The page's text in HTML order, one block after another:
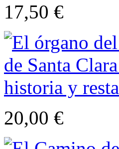
17,50 €
20,00 €